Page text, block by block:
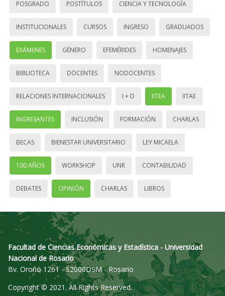
POSGRADO POSTÍTULOS CIENCIA Y TECNOLOGÍA
INSTITUCIONALES CURSOS INGRESO GRADUADOS
EXÁMENES GÉNERO EFEMÉRIDES HOMENAJES
BIBLIOTECA DOCENTES NODOCENTES
RELACIONES INTERNACIONALES I + D IITEA IITAE
INGRESANTES INCLUSIÓN FORMACIÓN CHARLAS
BECAS BIENESTAR UNIVERSITARIO LEY MICAELA
100 AÑOS WORKSHOP UNR CONTABILIDAD
DEBATES OPINIÓN CHARLAS LIBROS
Facultad de Ciencias Económicas y Estadística - Universidad
Nacional de Rosario
Bv. Oroño 1261 - S2000DSM - Rosario
Copyright © 2021. All Rights Reserved.